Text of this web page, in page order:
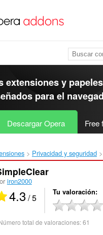
extensiones y
para el
Descargar Opera Free
Privacidad y seguridad
iron2000
4.3 / 5 Tu valoración
total de valoraciones:61